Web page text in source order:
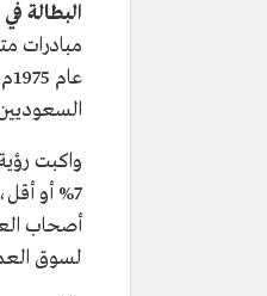
البطالة
مبادرات
7% أو
أصحاب
لسوق